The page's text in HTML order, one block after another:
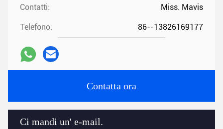
Contatti: Miss. Mavis
Telefono: 86--13826169177
Contatta ora
Ci mandi un' e-mail.